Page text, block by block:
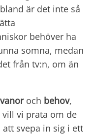
är det inte så
behöver ha
somna, medan
från tv:n, om än
vanoroch behov,
vi prata om de
att svepa in sig i ett